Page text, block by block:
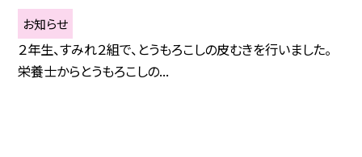
お知らせ
２年生、すみれ２組で、とうもろこしの皮むきを行いました。
栄養士からとうもろこしの...